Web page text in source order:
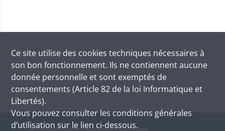
Ce site utilise des cookies techniques nécessaires à
son bon fonctionnement. Ils ne contiennent aucune
donnée personnelle et sont exemptés de
consentements (Article 82 de la loi Informatique et
Libertés).
Vous pouvez consulter les conditions générales
d’utilisation sur le lien ci-dessous.